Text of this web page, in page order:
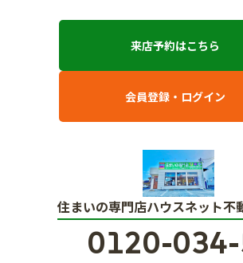
来店予約はこちら
会員登録・ログイン
住まいの専門店ハウスネット不
0120-